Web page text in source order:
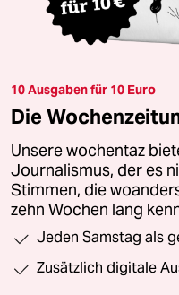
10 Ausgaben für 10 Euro
Die
Unsere wochentaz
Journalismus, der es
Stimmen, die
zehn Wochen lang
Jeden Samstag als
Zusätzlich digitale